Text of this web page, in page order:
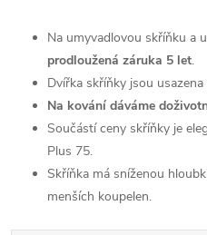
Na umyvadlovou skříňku a
prodloužená záruka 5 let.
Dvířka skříňky jsou
Na kování dáváme
Součástí ceny skříňky je
Plus 75.
Skříňka má sníženou
menších koupelen.